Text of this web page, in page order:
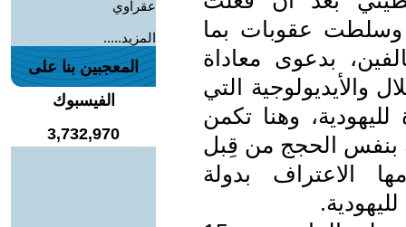
وسلطت عقوبات بما
بدعوى معاداة
والأيديولوجية التي
وهنا تكمن
بنفس الحجج من قِبل
الاعتراف بدولة
عقراوي
المزيد.....
المعجبين بنا على
الفيسبوك
3,732,970